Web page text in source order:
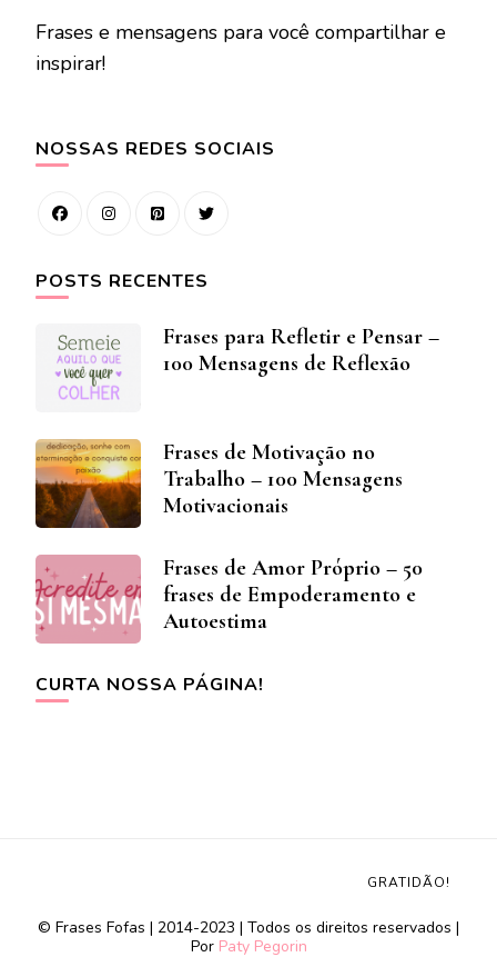
Frases e mensagens para você compartilhar e
inspirar!
NOSSAS REDES SOCIAIS
POSTS RECENTES
Frases para Refletir e Pensar –
100 Mensagens de Reflexão
Frases de Motivação no
Trabalho – 100 Mensagens
Motivacionais
Frases de Amor Próprio – 50
frases de Empoderamento e
Autoestima
CURTA NOSSA PÁGINA!
© Frases Fofas | 2014-2023 | Todos os direitos reservados |
Por Paty Pegorin
GRATIDÃO!